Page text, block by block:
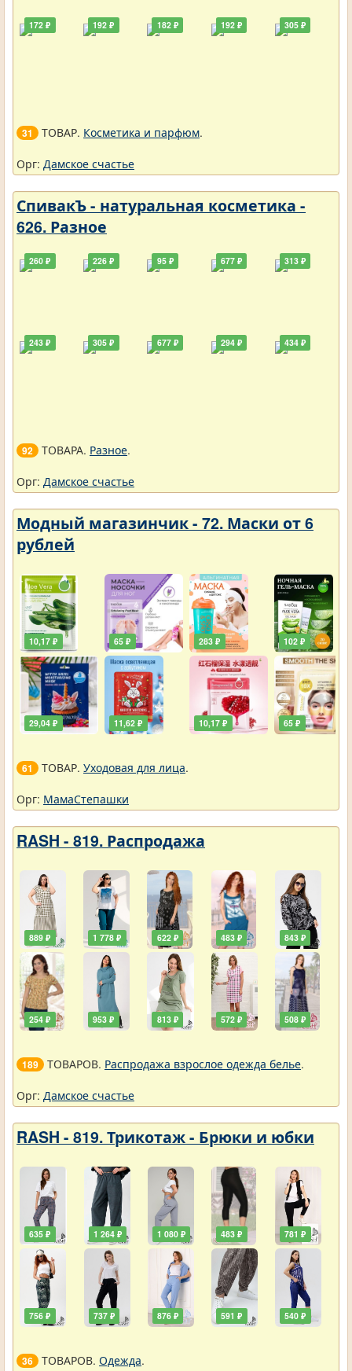
172 ₽ 192 ₽ 182 ₽ 192 ₽ 305 ₽
31 ТОВАР. Косметика и парфюм.
Орг: Дамское счастье
СпивакЪ - натуральная косметика -
626. Разное
260 ₽
243 ₽
226 ₽
305 ₽
95 ₽
677 ₽
677 ₽
294 ₽
313 ₽
434 ₽
92 ТОВАРА. Разное.
Орг: Дамское счастье
Модный магазинчик - 72. Маски от 6
рублей
10,17 ₽
29,04 ₽
65 ₽
11,62 ₽
283 ₽
10,17 ₽
102 ₽
65 ₽
61 ТОВАР. Уходовая для лица.
Орг: МамаСтепашки
RASH - 819. Распродажа
889 ₽
254 ₽
1 778 ₽
953 ₽
622 ₽
813 ₽
483 ₽
572 ₽
843 ₽
508 ₽
189 ТОВАРОВ. Распродажа взрослое одежда белье.
Орг: Дамское счастье
RASH - 819. Трикотаж - Брюки и юбки
635 ₽
756 ₽
1 264 ₽
737 ₽
1 080 ₽
876 ₽
483 ₽
591 ₽
781 ₽
540 ₽
36 ТОВАРОВ. Одежда.